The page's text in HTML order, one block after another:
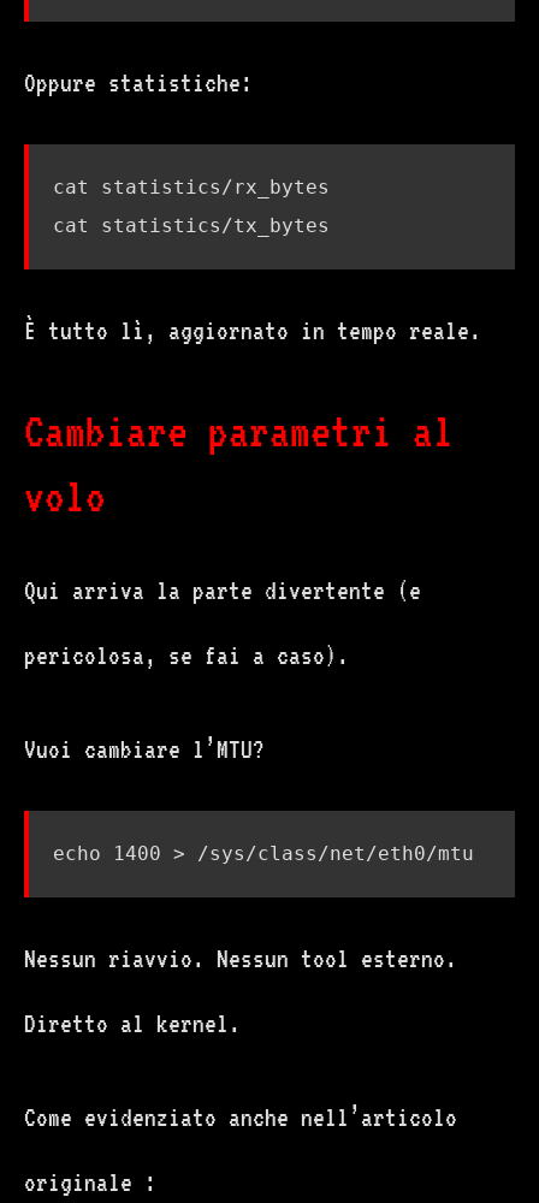
Oppure statistiche:
È tutto lì, aggiornato in tempo reale.
Cambiare parametri al
volo
Qui arriva la parte divertente (e
pericolosa, se fai a caso).
Vuoi cambiare l’MTU?
echo 1400
Nessun riavvio. Nessun tool esterno.
Diretto al kernel.
Come evidenziato anche nell’articolo
originale :